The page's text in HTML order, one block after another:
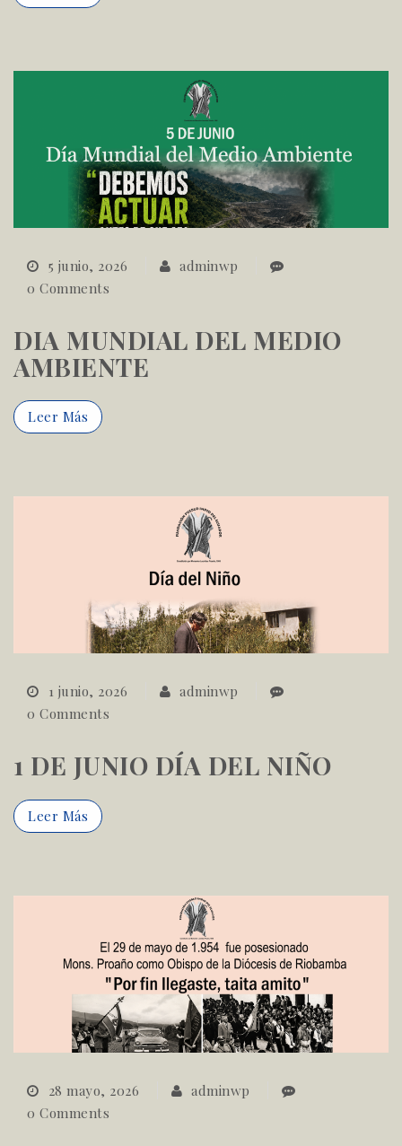
5 junio, 2026
adminwp
0 Comments
DIA MUNDIAL DEL MEDIO
AMBIENTE
Leer Más
1 junio, 2026
adminwp
0 Comments
1 DE JUNIO DÍA DEL NIÑO
Leer Más
28 mayo, 2026
adminwp
0 Comments